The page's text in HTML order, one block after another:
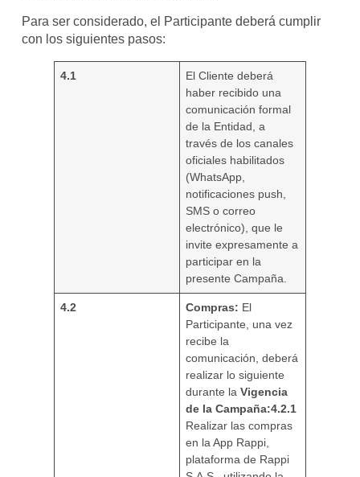
Para ser considerado, el Participante deberá cumplir
con los siguientes pasos:
4.1
El Cliente deberá
haber recibido una
comunicación formal
de la Entidad, a
través de los canales
oficiales habilitados
(WhatsApp,
notificaciones push,
SMS o correo
electrónico), que le
invite expresamente a
participar en la
presente Campaña.
4.2 Compras: El
Participante, una vez
recibe la
comunicación, deberá
realizar lo siguiente
durante laVigencia
de la Campaña:4.2.1
Realizar las compras
en la App Rappi,
plataforma de Rappi